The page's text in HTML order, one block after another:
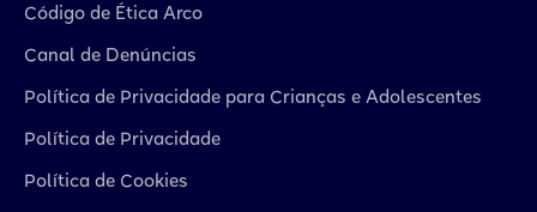
Código de Ética Arco
Canal de Denúncias
Política de Privacidade para Crianças e Adolescentes
Política de Privacidade
Política de Cookies